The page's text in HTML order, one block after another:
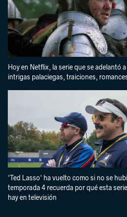
Hoy en Netflix, la serie que se adelantó
intrigas palaciegas, traiciones,
'Ted Lasso' ha vuelto como si no se
temporada 4 recuerda por qué esta
hay en televisión